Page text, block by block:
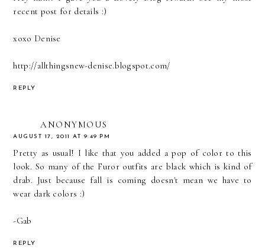
recent post for details :)
xoxo Denise
http://allthingsnew-denise.blogspot.com/
REPLY
ANONYMOUS
AUGUST 17, 2011 AT 9:49 PM
Pretty as usual! I like that you added a pop of color to this
look. So many of the Furor outfits are black which is kind of
drab. Just because fall is coming doesn't mean we have to
wear dark colors :)
-Gab
REPLY